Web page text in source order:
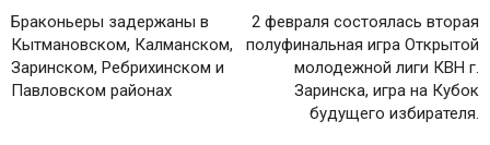
Браконьеры задержаны в
Кытмановском, Калманском,
Заринском, Ребрихинском и
Павловском районах
2 февраля состоялась вторая
полуфинальная игра Открытой
молодежной лиги КВН г.
Заринска, игра на Кубок
будущего избирателя.